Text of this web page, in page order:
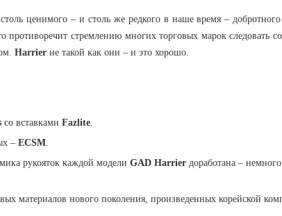
ценимого – и столь же редкого в наше время –
стремлению многих торговых марок следовать
Harrier не такой как они – и это хорошо.
со вставками Fazlite.
– ECSM.
рукояток каждой модели GAD Harrier доработана –
материалов нового поколения, произведенных корейской